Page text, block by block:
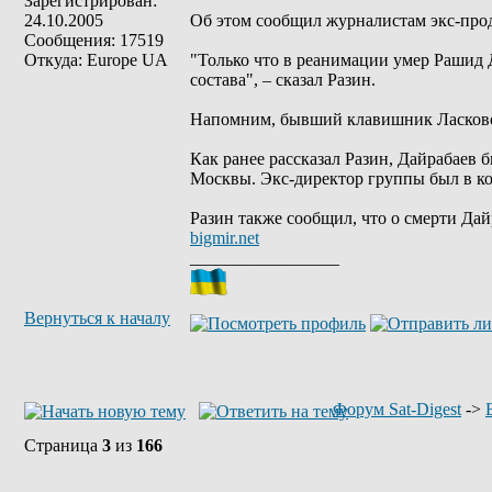
24.10.2005
Сообщения: 17519
Откуда: Europe UA
Об этом сообщил журналистам экс-
"Только что в реанимации умер Рашид
состава", – сказал Разин.
Напомним, бывший клавишник
Как ранее рассказал Разин,
Москвы. Экс-директор группы был в
Разин также сообщил, что о смерти
bigmir.net
Вернуться к началу
Форум Sat-Digest ->
Страница 3 из 166